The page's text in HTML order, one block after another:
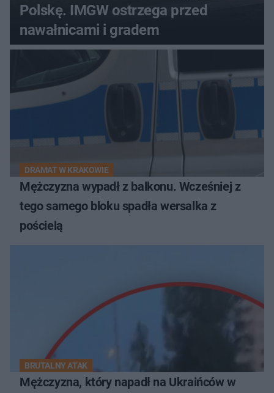
Polskę. IMGW ostrzega przed
nawałnicami i gradem
DRAMAT W KRAKOWIE
Mężczyzna wypadł z balkonu. Wcześniej z
tego samego bloku spadła wersalka z
pościelą
BRUTALNY ATAK
Mężczyzna, który napadł na Ukraińców w